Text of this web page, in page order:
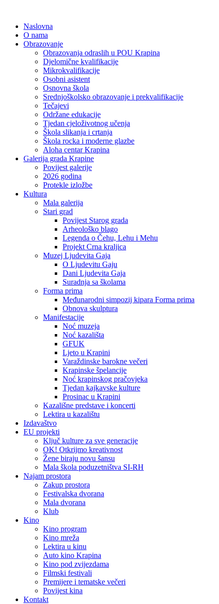
Naslovna
O nama
Obrazovanje
Obrazovanja odraslih u POU Krapina
Djelomične kvalifikacije
Mikrokvalifikacije
Osobni asistent
Osnovna škola
Srednjoškolsko obrazovanje i prekvalifikacije
Tečajevi
Održane edukacije
Tjedan cjeloživotnog učenja
Škola slikanja i crtanja
Škola rocka i moderne glazbe
Aloha centar Krapina
Galerija grada Krapine
Povijest galerije
2026 godina
Protekle izložbe
Kultura
Mala galerija
Stari grad
Povijest Starog grada
Arheološko blago
Legenda o Čehu, Lehu i Mehu
Projekt Crna kraljica
Muzej Ljudevita Gaja
O Ljudevitu Gaju
Dani Ljudevita Gaja
Suradnja sa školama
Forma prima
Međunarodni simpozij kipara Forma prima
Obnova skulptura
Manifestacije
Noć muzeja
Noć kazališta
GFUK
Ljeto u Krapini
Varaždinske barokne večeri
Krapinske špelancije
Noć krapinskog pračovjeka
Tjedan kajkavske kulture
Prosinac u Krapini
Kazališne predstave i koncerti
Lektira u kazalištu
Izdavaštvo
EU projekti
Ključ kulture za sve generacije
OK! Otkrijmo kreativnost
Žene biraju novu šansu
Mala škola poduzetništva SI-RH
Najam prostora
Zakup prostora
Festivalska dvorana
Mala dvorana
Klub
Kino
Kino program
Kino mreža
Lektira u kinu
Auto kino Krapina
Kino pod zvijezdama
Filmski festivali
Premijere i tematske večeri
Povijest kina
Kontakt